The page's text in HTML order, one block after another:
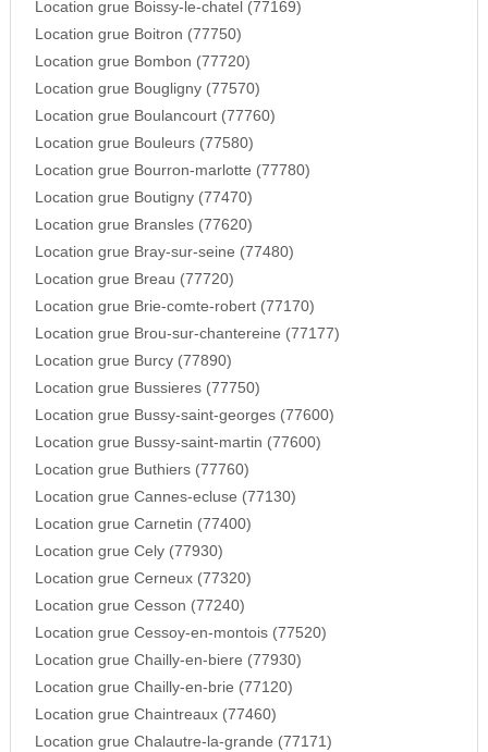
Location grue Boissy-le-chatel (77169)
Location grue Boitron (77750)
Location grue Bombon (77720)
Location grue Bougligny (77570)
Location grue Boulancourt (77760)
Location grue Bouleurs (77580)
Location grue Bourron-marlotte (77780)
Location grue Boutigny (77470)
Location grue Bransles (77620)
Location grue Bray-sur-seine (77480)
Location grue Breau (77720)
Location grue Brie-comte-robert (77170)
Location grue Brou-sur-chantereine (77177)
Location grue Burcy (77890)
Location grue Bussieres (77750)
Location grue Bussy-saint-georges (77600)
Location grue Bussy-saint-martin (77600)
Location grue Buthiers (77760)
Location grue Cannes-ecluse (77130)
Location grue Carnetin (77400)
Location grue Cely (77930)
Location grue Cerneux (77320)
Location grue Cesson (77240)
Location grue Cessoy-en-montois (77520)
Location grue Chailly-en-biere (77930)
Location grue Chailly-en-brie (77120)
Location grue Chaintreaux (77460)
Location grue Chalautre-la-grande (77171)